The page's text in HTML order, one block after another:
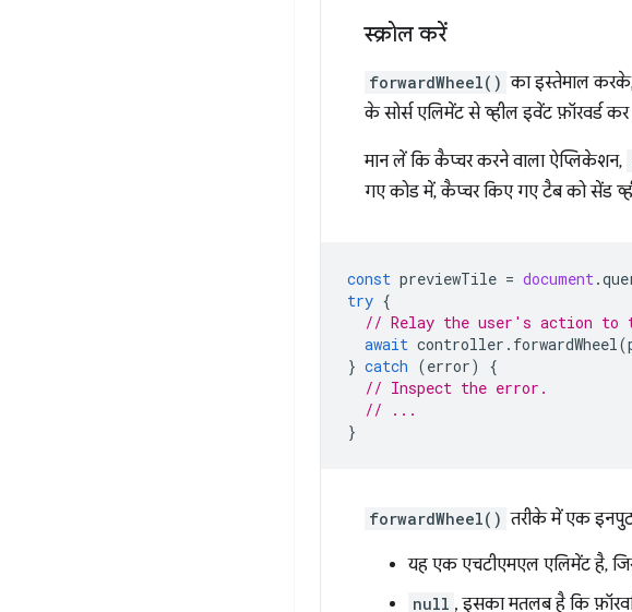
स्क्रोल करें
forwardWheel() का इस्तेमाल
के सोर्स एलिमेंट से व्हील इवेंट फ़ॉरवर्ड
मान लें कि कैप्चर करने वाला ऐप्लिकेशन,
गए कोड में, कैप्चर किए गए टैब को सेंड
const previewTile = document .
try {
// Relay the user's action to
await controller . forwardWheel (
} catch (error)
{
// Inspect the error.
// ...
}
forwardWheel() तरीके में एक
यह एक एचटीएमएल एलिमेंट है,
null , इसका मतलब है कि